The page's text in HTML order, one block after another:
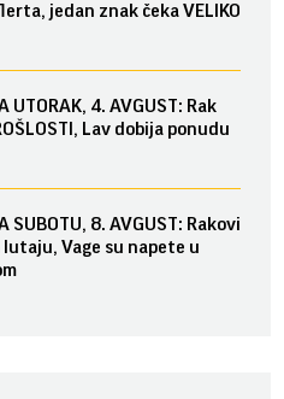
jedan znak čeka VELIKO
UTORAK, 4. AVGUST: Rak
Lav dobija ponudu
SUBOTU, 8. AVGUST: Rakovi
Vage su napete u